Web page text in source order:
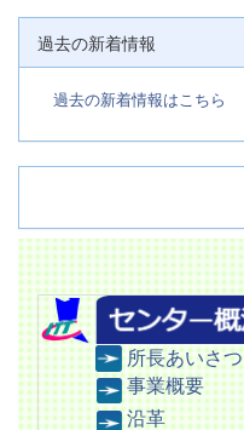
過去の新着情報
過去の新着情報はこちら
所長あいさつ
事業概要
沿革